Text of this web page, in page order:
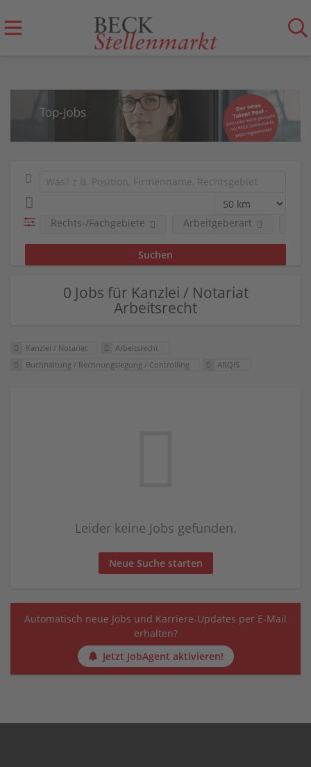
Rechts-/Fachgebiete Arbeitgeberart
0 Jobs für Kanzlei / Notariat
Arbeitsrecht
Kanzlei / Notariat
Arbeitsrecht
Buchhaltung / Rechnungslegung / Controlling
ARQIS
Leider keine Jobs gefunden.
Neue Suche starten
Automatisch neue Jobs und Karriere-Updates per E-Mail
erhalten?
Jetzt JobAgent aktivieren!